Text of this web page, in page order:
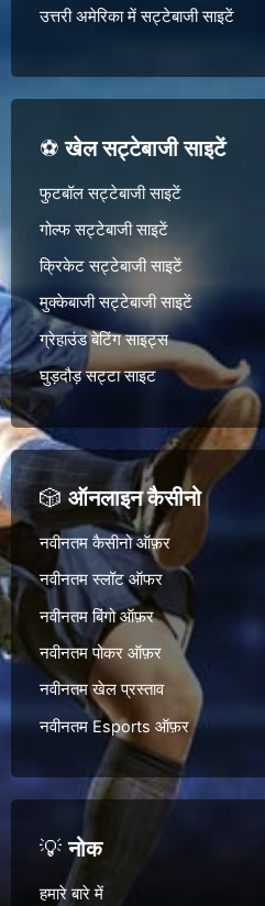
उत्तरी अमेरिका में सट्टेबाजी साइटें
⚽खेल सट्टेबाजी साइटें
फुटबॉल सट्टेबाजी साइटें
गोल्फ सट्टेबाजी साइटें
क्रिकेट सट्टेबाजी साइटें
मुक्केबाजी सट्टेबाजी साइटें
ग्रेहाउंड बेटिंग साइट्स
घुड़दौड़ सट्टा साइट
🎲ऑनलाइन कैसीनो
नवीनतम कैसीनो ऑफ़र
नवीनतम स्लॉट ऑफर
नवीनतम बिंगो ऑफ़र
नवीनतम पोकर ऑफ़र
नवीनतम खेल प्रस्ताव
नवीनतम Esports ऑफ़र
💡नोक
हमारे बारे में